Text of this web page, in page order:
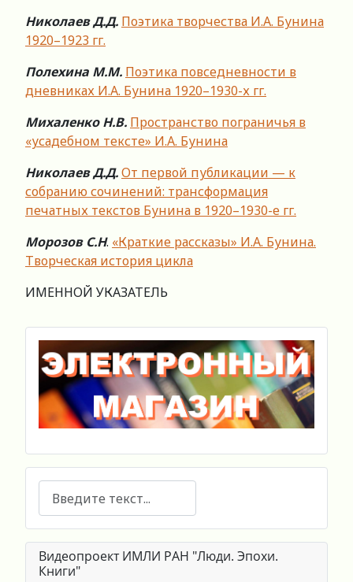
Николаев Д.Д. Поэтика творчества И.А. Бунина
1920–1923 гг.
Полехина М.М. Поэтика повседневности в
дневниках И.А. Бунина 1920–1930-х гг.
Михаленко Н.В. Пространство пограничья в
«усадебном тексте» И.А. Бунина
Николаев Д.Д.От первой публикации — к
собранию сочинений: трансформация
печатных текстов Бунина в 1920–1930-е гг.
Морозов С.Н. «Краткие рассказы» И.А. Бунина.
Творческая история цикла
ИМЕННОЙ УКАЗАТЕЛЬ
Видеопроект ИМЛИ РАН "Люди. Эпохи.
Книги"